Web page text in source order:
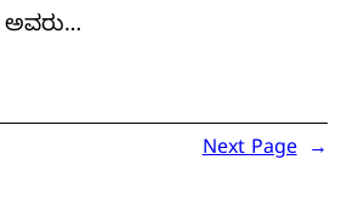
ಅವರು…
Next Page →